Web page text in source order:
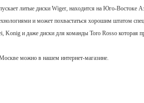
литые диски Wiger, находится на Юго-Востоке
и может похвастаться хорошим штатом
Konig и даже диски для команды Toro Rosso которая
можно в нашем интернет-магазине.